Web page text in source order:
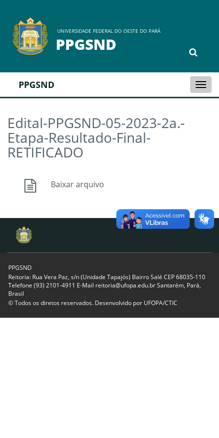
UNIVERSIDADE FEDERAL DO OESTE DO PARÁ
PPGSND
PPGSND
Edital-PPGSND-05-2023-2a.-
Etapa-Resultado-Final-
RETIFICADO
Baixar arquivo
PPGSND
Reitoria: Rua Vera Paz, s/n (Unidade Tapajós) Bairro Salé CEP 68035-110
Telefone (93) 2101-4911 E-Mail reitoria@ufopa.edu.br Santarém, Pará,
Brasil
© Todos os diretos reservados. Desenvolvido por UFOPA/CTIC